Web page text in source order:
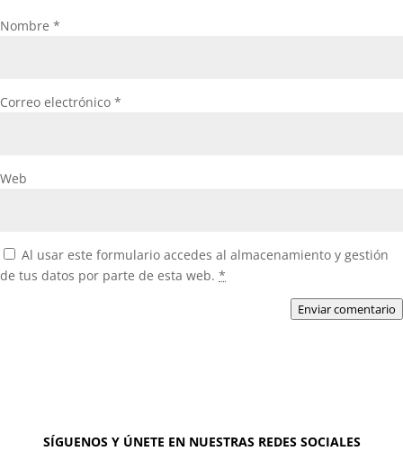
Nombre *
Correo electrónico *
Web
Al usar este formulario accedes al almacenamiento y gestión
de tus datos por parte de esta web. *
Enviar comentario
SÍGUENOS Y ÚNETE EN NUESTRAS REDES SOCIALES